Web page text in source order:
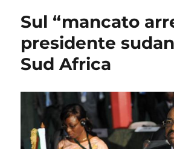
Sul “mancato
presidente
Sud Africa